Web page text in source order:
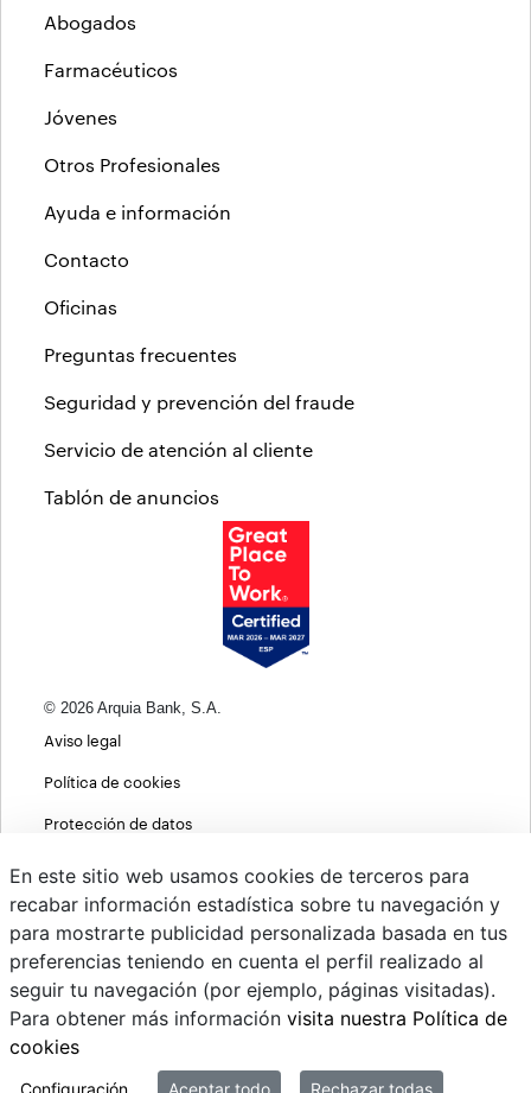
Abogados
Farmacéuticos
Jóvenes
Otros Profesionales
Ayuda e información
Contacto
Oficinas
Preguntas frecuentes
Seguridad y prevención del fraude
Servicio de atención al cliente
Tablón de anuncios
© 2026 Arquia Bank, S.A.
Aviso legal
Política de cookies
Protección de datos
Política de privacidad web
MIFID
PSD2
Cambio de divisas
Sistema interno de información
En este sitio web usamos cookies de terceros para
recabar información estadística sobre tu navegación y
para mostrarte publicidad personalizada basada en tus
preferencias teniendo en cuenta el perfil realizado al
seguir tu navegación (por ejemplo, páginas visitadas).
Para obtener más información visita nuestra Política de
cookies
Configuración Aceptar todo Rechazar todas